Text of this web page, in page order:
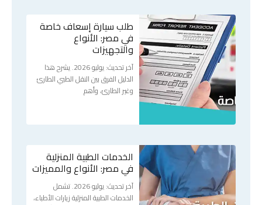
طلب سيارة إسعاف خاصة
في مصر: الأنواع
والتجهيزات
آخر تحديث: يوليو 2026. يشرح هذا
الدليل الفرق بين النقل الطبي الطارئ
وغير الطارئ، وأهم
الخدمات الطبية المنزلية
في مصر: الأنواع والمميزات
آخر تحديث: يوليو 2026. تشمل
الخدمات الطبية المنزلية زيارات الأطباء،